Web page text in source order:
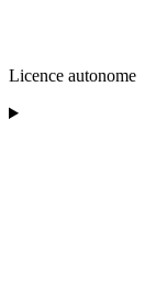
Licence autonome